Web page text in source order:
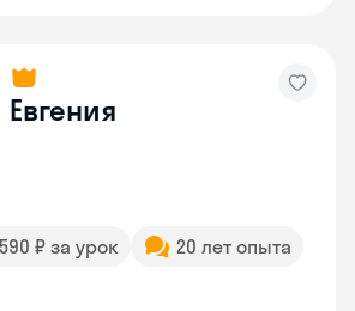
Евгения
₽ за урок
20 лет опыта